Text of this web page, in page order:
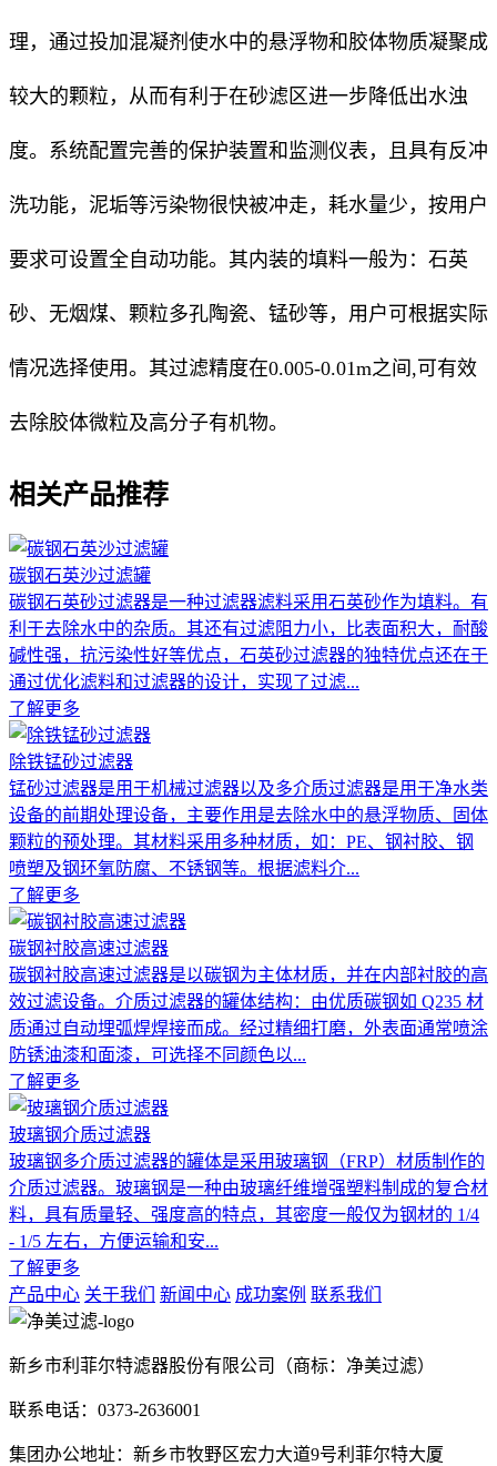
理，通过投加混凝剂使水中的悬浮物和胶体物质凝聚成
较大的颗粒，从而有利于在砂滤区进一步降低出水浊
度。系统配置完善的保护装置和监测仪表，且具有反冲
洗功能，泥垢等污染物很快被冲走，耗水量少，按用户
要求可设置全自动功能。其内装的填料一般为：石英
砂、无烟煤、颗粒多孔陶瓷、锰砂等，用户可根据实际
情况选择使用。其过滤精度在0.005-0.01m之间,可有效
去除胶体微粒及高分子有机物。
相关产品推荐
碳钢石英沙过滤罐
碳钢石英砂过滤器是一种过滤器滤料采用石英砂作为填料。有
利于去除水中的杂质。其还有过滤阻力小，比表面积大，耐酸
碱性强，抗污染性好等优点，石英砂过滤器的独特优点还在于
通过优化滤料和过滤器的设计，实现了过滤...
了解更多
除铁锰砂过滤器
锰砂过滤器是用于机械过滤器以及多介质过滤器是用于净水类
设备的前期处理设备，主要作用是去除水中的悬浮物质、固体
颗粒的预处理。其材料采用多种材质，如：PE、钢衬胶、钢
喷塑及钢环氧防腐、不锈钢等。根据滤料介...
了解更多
碳钢衬胶高速过滤器
碳钢衬胶高速过滤器是以碳钢为主体材质，并在内部衬胶的高
效过滤设备。介质过滤器的罐体结构：由优质碳钢如 Q235 材
质通过自动埋弧焊焊接而成。经过精细打磨，外表面通常喷涂
防锈油漆和面漆，可选择不同颜色以...
了解更多
玻璃钢介质过滤器
玻璃钢多介质过滤器的罐体是采用玻璃钢（FRP）材质制作的
介质过滤器。玻璃钢是一种由玻璃纤维增强塑料制成的复合材
料，具有质量轻、强度高的特点，其密度一般仅为钢材的 1/4
- 1/5 左右，方便运输和安...
了解更多
产品中心 关于我们 新闻中心 成功案例 联系我们
新乡市利菲尔特滤器股份有限公司（商标：净美过滤）
联系电话：0373-2636001
集团办公地址：新乡市牧野区宏力大道9号利菲尔特大厦